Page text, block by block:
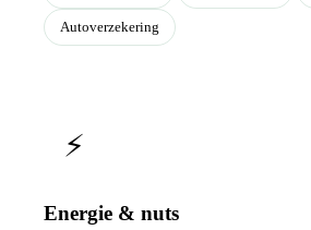
Autoverzekering
⚡
Energie & nuts